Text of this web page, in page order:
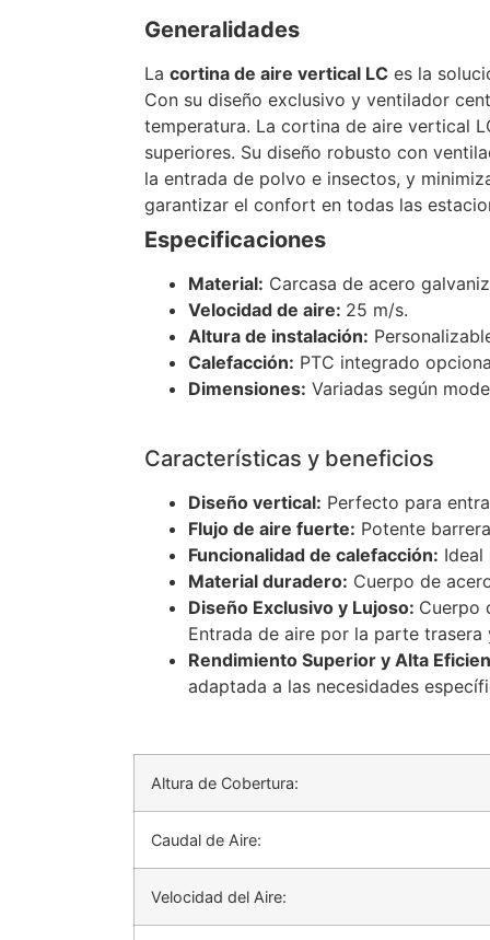
Generalidades
La cortina de aire vertical LC es la
Con su diseño exclusivo y ventilador
temperatura. La cortina de aire vertical
superiores. Su diseño robusto con
la entrada de polvo e insectos, y
garantizar el confort en todas las
Especificaciones
Material: Carcasa de acero
Velocidad de aire: 25 m/s.
Altura de instalación:
Calefacción: PTC integrado
Dimensiones: Variadas según
Características y beneficios
Diseño vertical: Perfecto para
Flujo de aire fuerte: Potente
Funcionalidad de calefacción:
Material duradero: Cuerpo de
Diseño Exclusivo y Lujoso: Cuerpo
Entrada de aire por la parte
Rendimiento Superior y Alta
adaptada a las necesidades
Altura de Cobertura:
Caudal de Aire:
Velocidad del Aire: